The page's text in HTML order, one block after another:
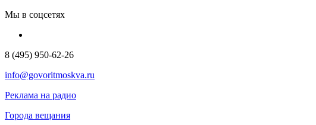
Мы в соцсетях
8 (495) 950-62-26
info@govoritmoskva.ru
Реклама на радио
Города вещания